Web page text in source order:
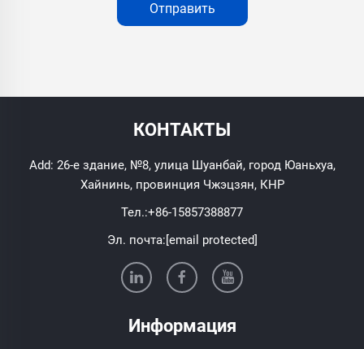
Отправить
КОНТАКТЫ
Add: 26-е здание, №8, улица Шуанбай, город Юаньхуа,
Хайнинь, провинция Чжэцзян, КНР
Тел.:+86-15857388877
Эл. почта:[email protected]
Информация